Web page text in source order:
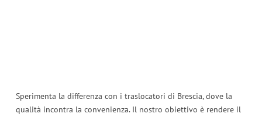
Sperimenta la differenza con i traslocatori di Brescia, dove la
qualità incontra la convenienza. Il nostro obiettivo è rendere il